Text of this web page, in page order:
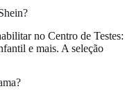
no Centro de Testes:
e mais. A seleção